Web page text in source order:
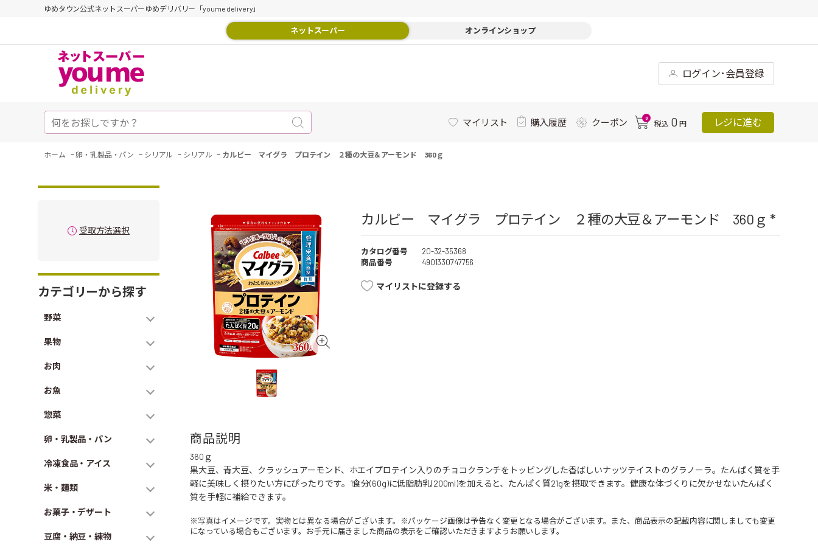
ゆめタウン公式ネットスーパーゆめデリバリー「youme delivery」
ネットスーパー オンラインショップ
ログイン･会員登録
マイリスト 購入履歴 クーポン 0
税込 0 円 レジに進む
ホーム -卵・乳製品・パン - シリアル - シリアル - カルビー マイグラ プロテイン ２種の大豆＆アーモンド 360ｇ
受取方法選択
カテゴリーから探す
野菜
果物
お肉
お魚
惣菜
卵・乳製品・パン
冷凍食品・アイス
米・麺類
お菓子・デザート
豆腐・納豆・練物
カルビー マイグラ プロテイン ２種の大豆＆アーモンド 360ｇ *
カタログ番号
20-32-35368
商品番号
4901330747756
マイリストに登録する
商品説明
360ｇ
黒大豆、青大豆、クラッシュアーモンド、ホエイプロテイン入りのチョコクランチをトッピングした香ばしいナッツテイストのグラノーラ。たんぱく質を手
軽に美味しく摂りたい方にぴったりです。1食分(60g)に低脂肪乳(200ml)を加えると、たんぱく質21gを摂取できます。健康な体づくりに欠かせないたんぱく
質を手軽に補給できます。
※写真はイメージです。実物とは異なる場合がございます。※パッケージ画像は予告なく変更となる場合がございます。また、商品表示の記載内容に関しましても変更
になっている場合もございます。お手元に届きました商品の表示をご確認いただきますようお願いします。